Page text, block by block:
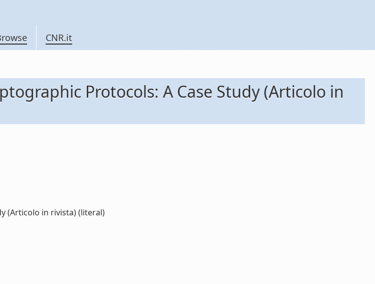
CNR.it
Protocols: A Case Study (Articolo in
(Articolo in rivista) (literal)